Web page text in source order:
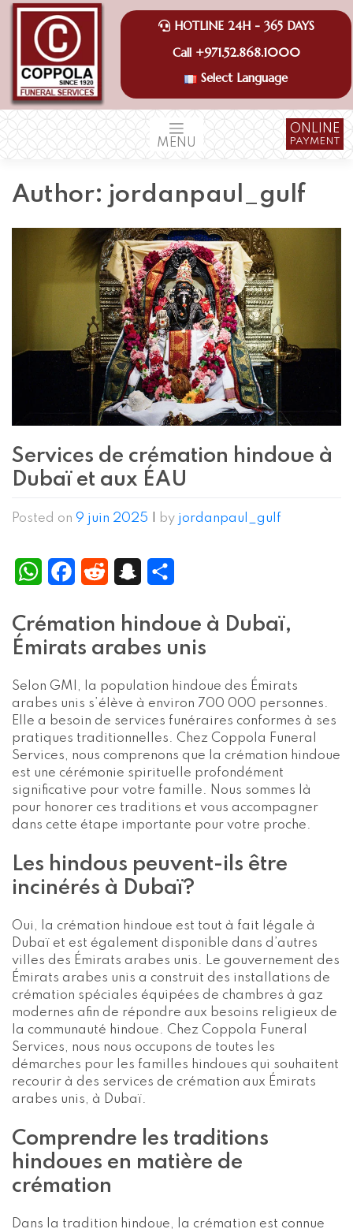
Skip
content
HOTLINE 24H - 365 DAYS
Call +971.52.868.1000
Select Language
MENU
ONLINE
PAYMENT
Author: jordanpaul_gulf
Services de crémation hindoue à
Dubaï et aux ÉAU
Posted on 9 juin 2025 by jordanpaul_gulf
WhatsAppFacebook
Reddit Snapchat
Crémation hindoue à Dubaï,
Émirats arabes unis
Selon GMI, la population hindoue des Émirats
arabes unis s’élève à environ 700 000 personnes.
Elle a besoin de services funéraires conformes à ses
pratiques traditionnelles. Chez Coppola Funeral
Services, nous comprenons que la crémation hindoue
est une cérémonie spirituelle profondément
significative pour votre famille. Nous sommes là
pour honorer ces traditions et vous accompagner
dans cette étape importante pour votre proche.
Les hindous peuvent-ils être
incinérés à Dubaï?
Oui, la crémation hindoue est tout à fait légale à
Dubaï et est également disponible dans d’autres
villes des Émirats arabes unis. Le gouvernement des
Émirats arabes unis a construit des installations de
crémation spéciales équipées de chambres à gaz
modernes afin de répondre aux besoins religieux de
la communauté hindoue. Chez Coppola Funeral
Services, nous nous occupons de toutes les
démarches pour les familles hindoues qui souhaitent
recourir à des services de crémation aux Émirats
arabes unis, à Dubaï.
Comprendre les traditions
hindoues en matière de
crémation
Dans la tradition hindoue, la crémation est connue